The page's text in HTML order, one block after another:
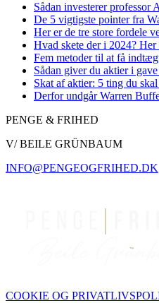
Sådan investerer professor
De 5 vigtigste pointer fra
Her er de tre store fordele
Hvad skete der i 2024?
Fem metoder til at få
Sådan giver du aktier i
Skat af aktier: 5 ting du
Derfor undgår Warren
PENGE & FRIHED
V/ BEILE GRÜNBAUM
INFO@PENGEOGFRIHED.DK
COOKIE OG